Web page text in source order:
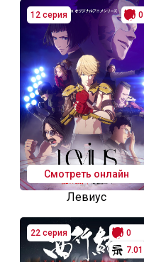
12 серия 0
Смотреть онлайн
Левиус
22 серия
0
7.01